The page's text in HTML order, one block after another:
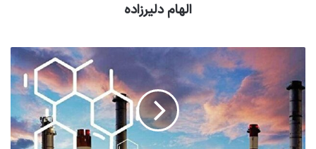
الهام دلیرزاده